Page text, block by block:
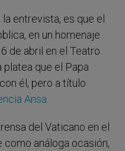
entrevista, es que el
en un homenaje
de abril en el Teatro
platea que el Papa
él, pero a título
Ansa.
del Vaticano en el
análoga ocasión,